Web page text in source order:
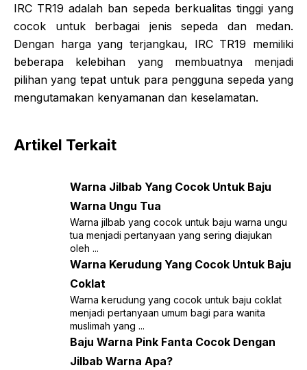
IRC TR19 adalah ban sepeda berkualitas tinggi yang
cocok untuk berbagai jenis sepeda dan medan.
Dengan harga yang terjangkau, IRC TR19 memiliki
beberapa kelebihan yang membuatnya menjadi
pilihan yang tepat untuk para pengguna sepeda yang
mengutamakan kenyamanan dan keselamatan.
Artikel Terkait
Warna Jilbab Yang Cocok Untuk Baju
Warna Ungu Tua
Warna jilbab yang cocok untuk baju warna ungu
tua menjadi pertanyaan yang sering diajukan
oleh ...
Warna Kerudung Yang Cocok Untuk Baju
Coklat
Warna kerudung yang cocok untuk baju coklat
menjadi pertanyaan umum bagi para wanita
muslimah yang ...
Baju Warna Pink Fanta Cocok Dengan
Jilbab Warna Apa?